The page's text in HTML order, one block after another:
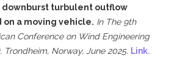
downburst turbulent outflow
a moving vehicle. In The 9th
Conference on Wind Engineering
Trondheim, Norway, June 2025. Link.